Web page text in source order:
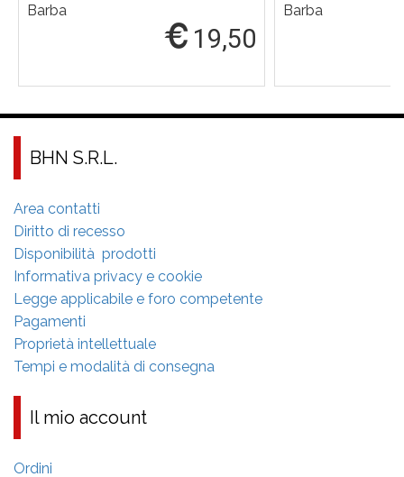
Barba
19,50
Barba
BHN S.R.L.
Area contatti
Diritto di recesso
Disponibilità prodotti
Informativa privacy e cookie
Legge applicabile e foro competente
Pagamenti
Proprietà intellettuale
Tempi e modalità di consegna
Il mio account
Ordini